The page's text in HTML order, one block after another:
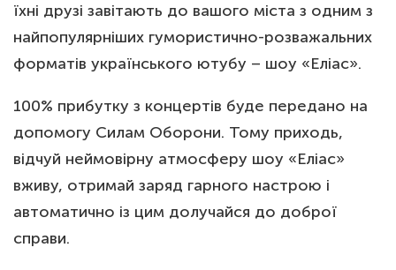
їхні друзі завітають до вашого міста з одним з
найпопулярніших гумористично-розважальних
форматів українського ютубу – шоу «Еліас».
100% прибутку з концертів буде передано на
допомогу Силам Оборони. Тому приходь,
відчуй неймовірну атмосферу шоу «Еліас»
вживу, отримай заряд гарного настрою і
автоматично із цим долучайся до доброї
справи.